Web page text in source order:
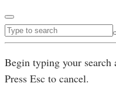
Begin typing your search
Press Esc to cancel.